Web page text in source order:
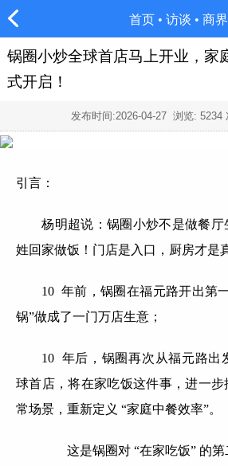
首页 • 访谈 • 商界
锅圈小炒全球首店马上开业，家
式开启！
发布时间:2026-04-27浏览: 5234
引言：
杨明超说：锅圈小炒不是做餐厅
姓回家做饭！门店是入口，厨房才是
10 年前，锅圈在福元路开出第
锅”做成了一门万店生意；
10 年后，锅圈再次从福元路出
球首店，将在家吃饭这件事，进一步
常场景，重新定义 “家庭中餐效率”。
这是锅圈对 “在家吃饭” 的第